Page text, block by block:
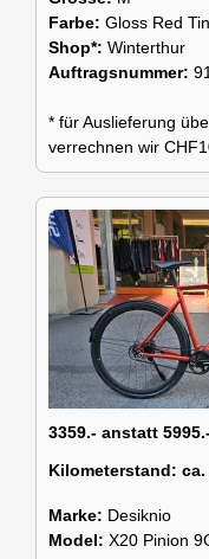
Farbe: Gloss Red
Shop*: Winterthur
Auftragsnummer:
* für Auslieferung
verrechnen wir
3359.- anstatt
Kilometerstand: ca.
Marke: Desiknio
Model: X20 Pinion